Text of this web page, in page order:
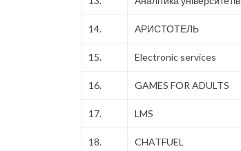
14. АРИСТОТЕЛЬ
15. Electronic services
16. GAMES FOR ADULTS
17. LMS
18. CHATFUEL